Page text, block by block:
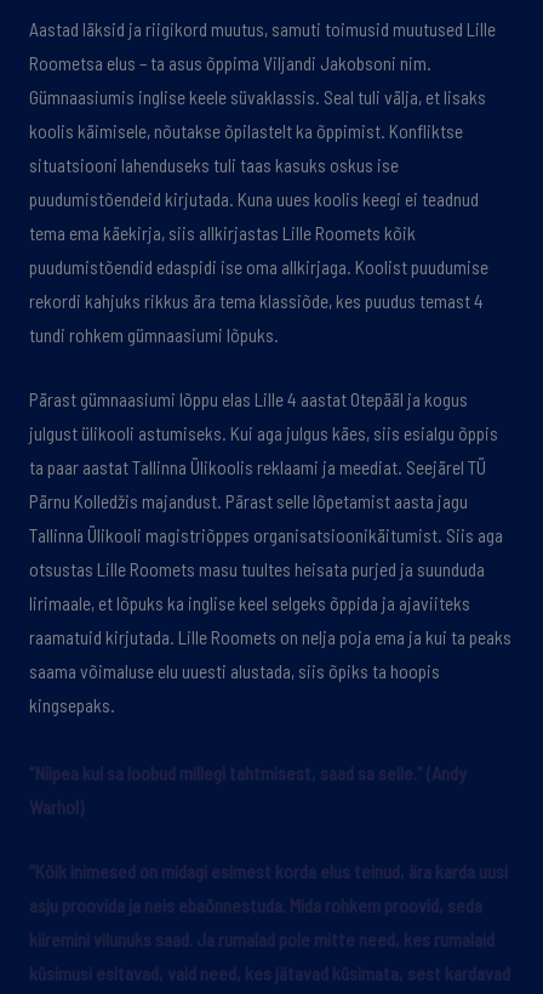
Aastad läksid ja riigikord muutus, samuti toimusid muutused Lille
Roometsa elus – ta asus õppima Viljandi Jakobsoni nim.
Gümnaasiumis inglise keele süvaklassis. Seal tuli välja, et lisaks
koolis käimisele, nõutakse õpilastelt ka õppimist. Konfliktse
situatsiooni lahenduseks tuli taas kasuks oskus ise
puudumistõendeid kirjutada. Kuna uues koolis keegi ei teadnud
tema ema käekirja, siis allkirjastas Lille Roomets kõik
puudumistõendid edaspidi ise oma allkirjaga. Koolist puudumise
rekordi kahjuks rikkus ära tema klassiõde, kes puudus temast 4
tundi rohkem gümnaasiumi lõpuks.
Pärast gümnaasiumi lõppu elas Lille 4 aastat Otepääl ja kogus
julgust ülikooli astumiseks. Kui aga julgus käes, siis esialgu õppis
ta paar aastat Tallinna Ülikoolis reklaami ja meediat. Seejärel TÜ
Pärnu Kolledžis majandust. Pärast selle lõpetamist aasta jagu
Tallinna Ülikooli magistriõppes organisatsioonikäitumist. Siis aga
otsustas Lille Roomets masu tuultes heisata purjed ja suunduda
Iirimaale, et lõpuks ka inglise keel selgeks õppida ja ajaviiteks
raamatuid kirjutada. Lille Roomets on nelja poja ema ja kui ta peaks
saama võimaluse elu uuesti alustada, siis õpiks ta hoopis
kingsepaks.
“Niipea kui sa loobud millegi tahtmisest, saad sa selle.” (Andy
Warhol)
“Kõik inimesed on midagi esimest korda elus teinud, ära karda uusi
asju proovida ja neis ebaõnnestuda. Mida rohkem proovid, seda
kiiremini vilunuks saad. Ja rumalad pole mitte need, kes rumalaid
küsimusi esitavad, vaid need, kes jätavad küsimata, sest kardavad